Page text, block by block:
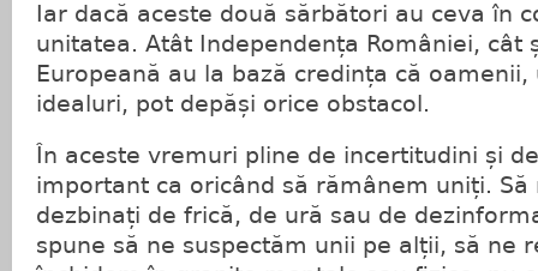
Iar dacă aceste două sărbători au ceva în
unitatea. Atât Independența României, cât
Europeană au la bază credința că
idealuri, pot depăși orice obstacol.
În aceste vremuri pline de incertitudini și
important ca oricând să rămânem uniți. Să
dezbinați de frică, de ură sau de
spune să ne suspectăm unii pe alții, să ne